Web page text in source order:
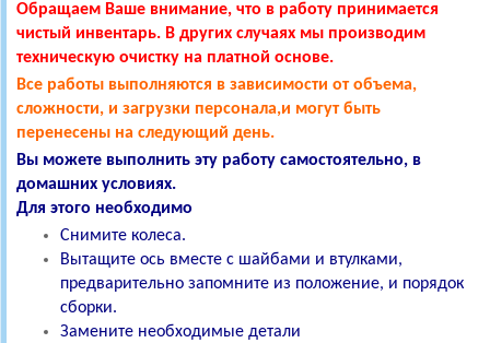
Обращаем Ваше внимание, что в работу принимается
чистый инвентарь. В других случаях мы производим
техническую очистку на платной основе.
Все работы выполняются в зависимости от объема,
сложности, и загрузки персонала,и могут быть
перенесены на следующий день.
Вы можете выполнить эту работу самостоятельно, в
домашних условиях.
Для этого необходимо
Снимите колеса.
Вытащите ось вместе с шайбами и втулками,
предварительно запомните из положение, и порядок
сборки.
Замените необходимые детали